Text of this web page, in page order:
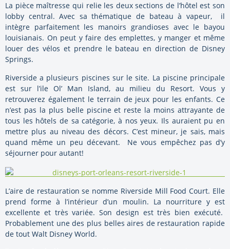
La pièce maîtresse qui relie les deux sections de l’hôtel est son
lobby central. Avec sa thématique de bateau à vapeur, il
intègre parfaitement les manoirs grandioses avec le bayou
louisianais. On peut y faire des emplettes, y manger et même
louer des vélos et prendre le bateau en direction de Disney
Springs.
Riverside a plusieurs piscines sur le site. La piscine principale
est sur l’ile Ol’ Man Island, au milieu du Resort. Vous y
retrouverez également le terrain de jeux pour les enfants. Ce
n’est pas la plus belle piscine et reste la moins attrayante de
tous les hôtels de sa catégorie, à nos yeux. Ils auraient pu en
mettre plus au niveau des décors. C’est mineur, je sais, mais
quand même un peu décevant. Ne vous empêchez pas d’y
séjourner pour autant!
L’aire de restauration se nomme Riverside Mill Food Court. Elle
prend forme à l’intérieur d’un moulin. La nourriture y est
excellente et très variée. Son design est très bien exécuté.
Probablement une des plus belles aires de restauration rapide
de tout Walt Disney World.